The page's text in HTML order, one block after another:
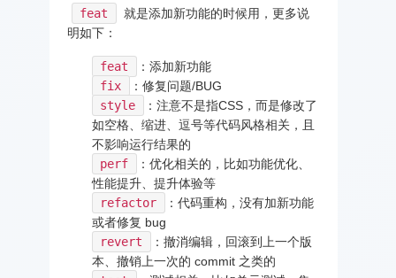
feat
就是添加新功能的时候用，更多说
明如下：
feat
：添加新功能
fix
：修复问题/BUG
style
：注意不是指CSS，而是修改了
如空格、缩进、逗号等代码风格相关，且
不影响运行结果的
perf
：优化相关的，比如功能优化、
性能提升、提升体验等
refactor
：代码重构，没有加新功能
或者修复 bug
revert
：撤消编辑，回滚到上一个版
本、撤销上一次的 commit 之类的